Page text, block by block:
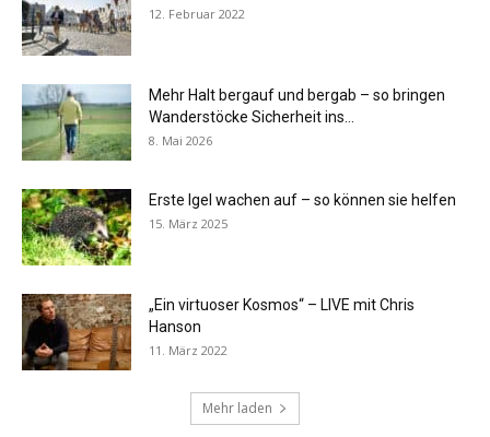
12. Februar 2022
Mehr Halt bergauf und bergab – so bringen
Wanderstöcke Sicherheit ins...
8. Mai 2026
Erste Igel wachen auf – so können sie helfen
15. März 2025
„Ein virtuoser Kosmos“ – LIVE mit Chris
Hanson
11. März 2022
Mehr laden